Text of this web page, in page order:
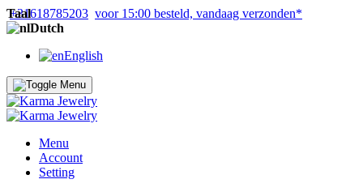
+31618785203 voor 15:00 besteld, vandaag verzonden*
Taal
Dutch
English
Menu
Account
Setting